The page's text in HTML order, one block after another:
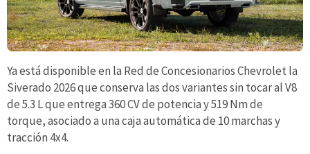
Ya está disponible en la Red de Concesionarios Chevrolet la
Siverado 2026 que conserva las dos variantes sin tocar al V8
de 5.3 L que entrega 360 CV de potencia y 519 Nm de
torque, asociado a una caja automática de 10 marchas y
tracción 4x4.